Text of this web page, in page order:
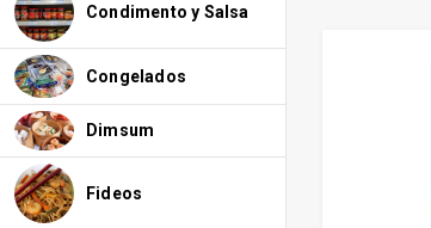
Condimento y Salsa
Congelados
Dimsum
Fideos